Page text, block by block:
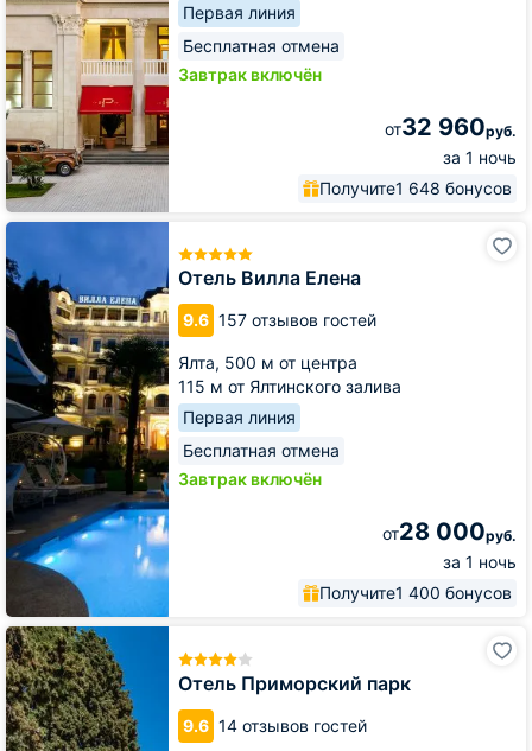
Первая линия
Бесплатная отмена
Завтрак включён
от32 960руб.
за 1 ночь
Получите1 648 бонусов
Отель Вилла Елена
9.6 157 отзывов гостей
Ялта, 500 м от центра
115 м от Ялтинского залива
Первая линия
Бесплатная отмена
Завтрак включён
от28 000руб.
за 1 ночь
Получите1 400 бонусов
Отель
Елена
Отель Приморский парк
9.6 14 отзывов гостей
Отель
Приморский
парк